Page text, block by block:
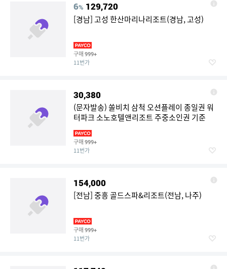
6% 129,720
[경남] 고성 한산마리나리조트(경남, 고성)
구매 999+
11번가
30,380
(문자발송) 쏠비치 삼척 오션플레이 종일권 워
터파크 소노호텔앤리조트 주중소인권 기준
구매 999+
11번가
154,000
[전남] 중흥 골드스파&리조트(전남, 나주)
구매 999+
11번가